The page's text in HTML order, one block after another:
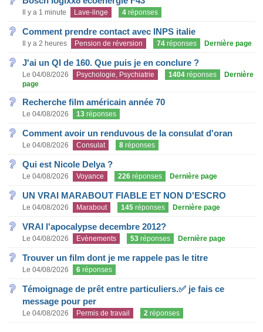
Il y a 1 minute Lave-linge 4 réponses
Comment prendre contact avec INPS italie
Il y a 2 heures Pension de réversion 74 réponses Dernière page
J'ai un QI de 160. Que puis je en conclure ?
Le 04/08/2026 Psychologie, Psychiatrie 1404 réponses
Dernière
page
Recherche film américain année 70
Le 04/08/2026 13 réponses
Comment avoir un renduvous de la consulat d'oran
Le 04/08/2026 Consulat 8 réponses
Qui est Nicole Delya ?
Le 04/08/2026 Voyance 226 réponses Dernière page
UN VRAI MARABOUT FIABLE ET NON D'ESCRO
Le 04/08/2026 Marabout 145 réponses Dernière page
VRAI l'apocalypse decembre 2012?
Le 04/08/2026 Evènements 53 réponses Dernière page
Trouver un film dont je me rappele pas le titre
Le 04/08/2026 6 réponses
Témoignage de prêt entre particuliers.✅ je fais ce
message pour per
Le 04/08/2026 Permis de travail 2 réponses